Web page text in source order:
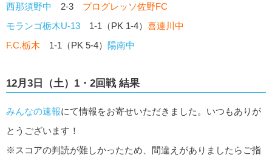
西那須野中
2-3 プログレッソ佐野FC
モランゴ栃木U-13 1-1（PK 1-4） 喜連川中
F.C.栃木 1-1（PK 5-4） 陽南中
12月3日（土）1・2回戦 結果
みんなの速報にて情報をお寄せいただきました。いつもありが
とうございます！
※スコアの判読が難しかったため、間違えがありましたらご指